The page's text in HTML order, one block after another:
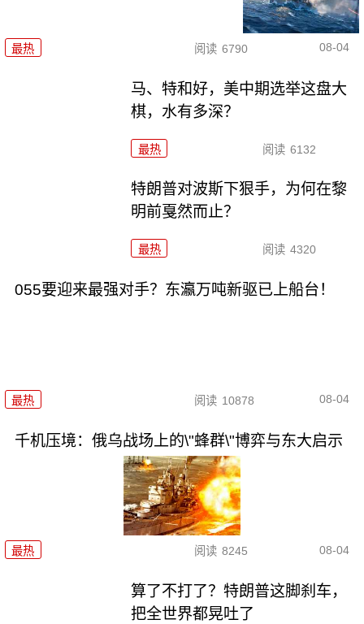
最热 阅读 6790 08-04
马、特和好，美中期选举这盘大
棋，水有多深？
最热 阅读 6132
特朗普对波斯下狠手，为何在黎
明前戛然而止？
最热 阅读 4320
055要迎来最强对手？东瀛万吨新驱已上船台！
最热 阅读 10878 08-04
千机压境：俄乌战场上的\"蜂群\"博弈与东大启示
最热 阅读 8245 08-04
算了不打了？特朗普这脚刹车，
把全世界都晃吐了